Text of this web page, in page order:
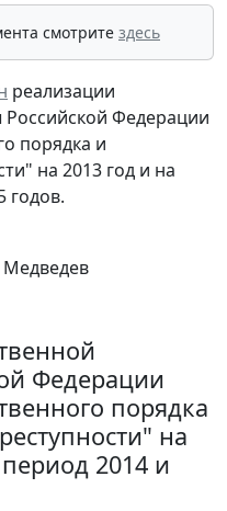
смотрите здесь
реализации
Федерации
порядка и
на 2013 год и на
годов.
Федерации
порядка
на
2014 и